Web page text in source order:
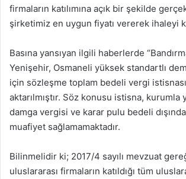
firmaların katılımına açık bir şekilde
şirketimiz en uygun fiyatı vererek ihaleyi
Basına yansıyan ilgili haberlerde
Yenişehir, Osmaneli yüksek standartlı
için sözleşme toplam bedeli vergi
aktarılmıştır. Söz konusu istisna, kurumla
damga vergisi ve karar pulu bedeli
muafiyet sağlamamaktadır.
Bilinmelidir ki; 2017/4 sayılı mevzuat
uluslararası firmaların katıldığı tüm